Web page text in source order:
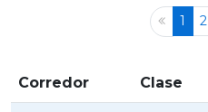
1 2
Corredor Clase